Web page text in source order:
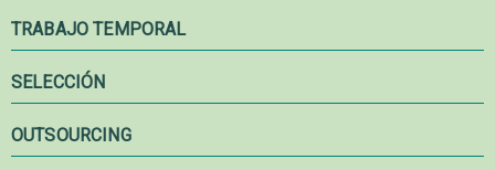
TRABAJO TEMPORAL
SELECCIÓN
OUTSOURCING